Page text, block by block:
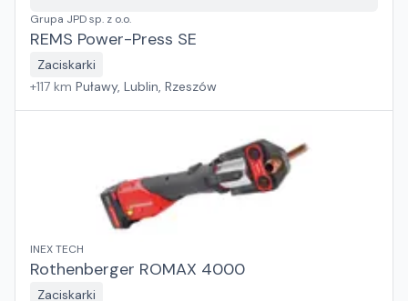
Grupa JPD sp. z o.o.
REMS Power-Press SE
Zaciskarki
+117 km Puławy, Lublin, Rzeszów
INEX TECH
Rothenberger ROMAX 4000
Zaciskarki